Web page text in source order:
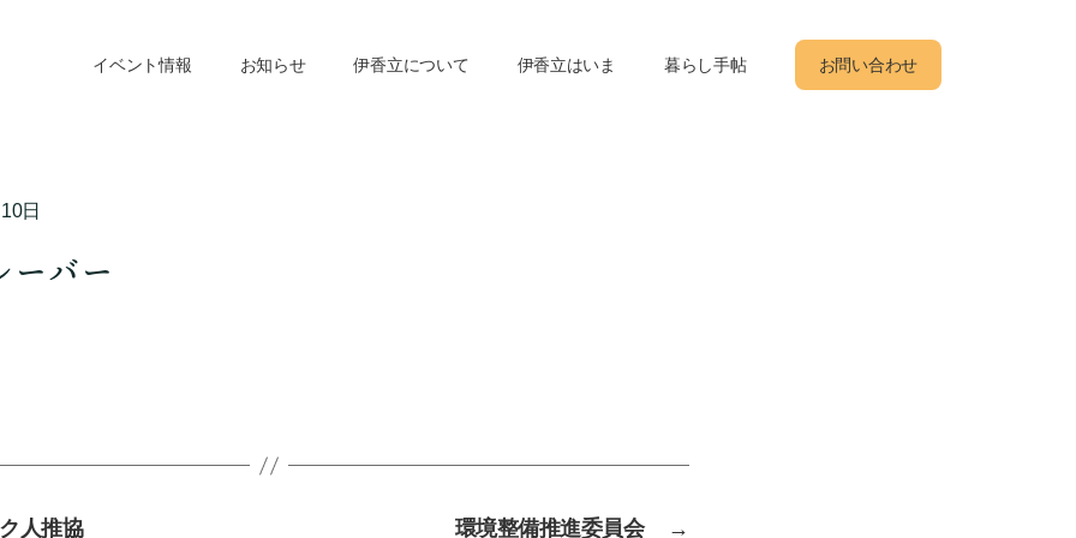
イベント情報 お知らせ 伊香立について 伊香立はいま 暮らし手帖 お問い合わせ
日
ーバー
人推協 →
環境整備推進委員会